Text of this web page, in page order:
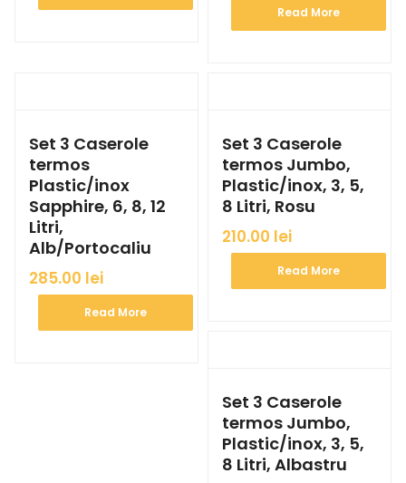
Read More
Set 3 Caserole
termos
Plastic/inox
Sapphire, 6, 8, 12
Litri,
Alb/Portocaliu
285.00 lei
Read More
Set 3 Caserole
termos Jumbo,
Plastic/inox, 3, 5,
8 Litri, Rosu
210.00 lei
Read More
Set 3 Caserole
termos Jumbo,
Plastic/inox, 3, 5,
8 Litri, Albastru